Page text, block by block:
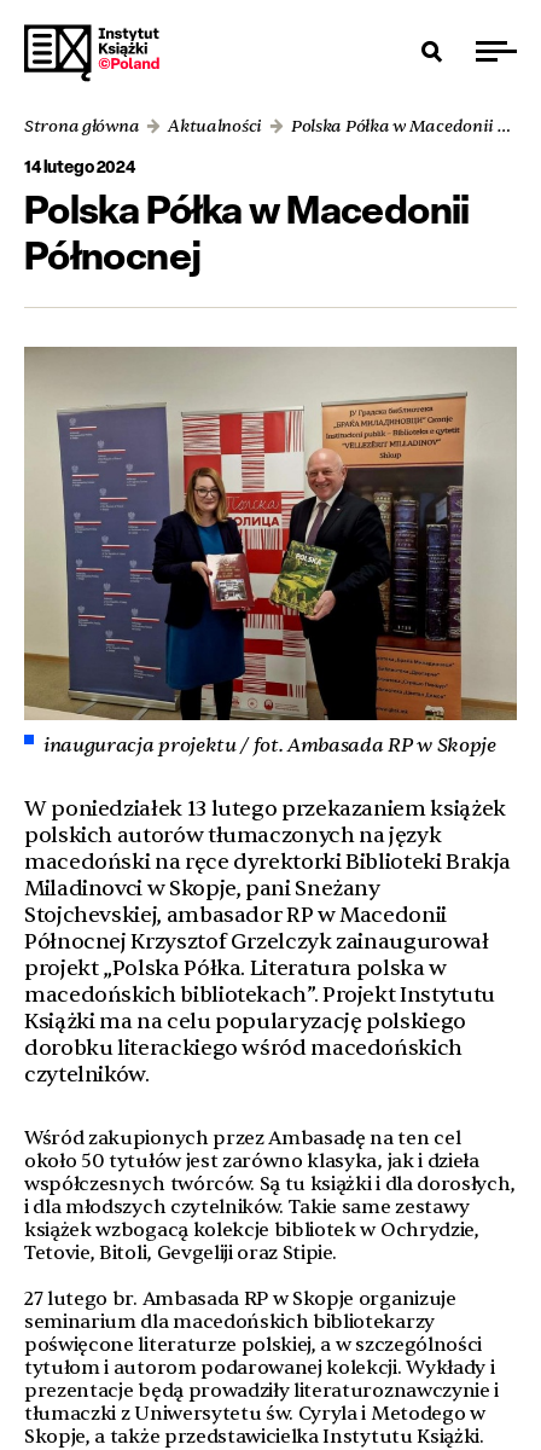
Strona główna Aktualności Polska Półka w Macedonii Północnej
14 lutego 2024
Polska Półka w Macedonii
Północnej
inauguracja projektu / fot. Ambasada RP w Skopje
W poniedziałek 13 lutego przekazaniem książek
polskich autorów tłumaczonych na język
macedoński na ręce dyrektorki Biblioteki Brakja
Miladinovci w Skopje, pani Sneżany
Stojchevskiej, ambasador RP w Macedonii
Północnej Krzysztof Grzelczyk zainaugurował
projekt „Polska Półka. Literatura polska w
macedońskich bibliotekach”. Projekt Instytutu
Książki ma na celu popularyzację polskiego
dorobku literackiego wśród macedońskich
czytelników.
Wśród zakupionych przez Ambasadę na ten cel
około 50 tytułów jest zarówno klasyka, jak i dzieła
współczesnych twórców. Są tu książki i dla dorosłych,
i dla młodszych czytelników. Takie same zestawy
książek wzbogacą kolekcje bibliotek w Ochrydzie,
Tetovie, Bitoli, Gevgeliji oraz Stipie.
27 lutego br. Ambasada RP w Skopje organizuje
seminarium dla macedońskich bibliotekarzy
poświęcone literaturze polskiej, a w szczególności
tytułom i autorom podarowanej kolekcji. Wykłady i
prezentacje będą prowadziły literaturoznawczynie i
tłumaczki z Uniwersytetu św. Cyryla i Metodego w
Skopje, a także przedstawicielka Instytutu Książki.